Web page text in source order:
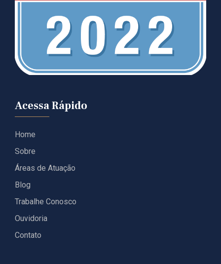
Acessa Rápido
Home
Sobre
Áreas de Atuação
Blog
Trabalhe Conosco
Ouvidoria
Contato